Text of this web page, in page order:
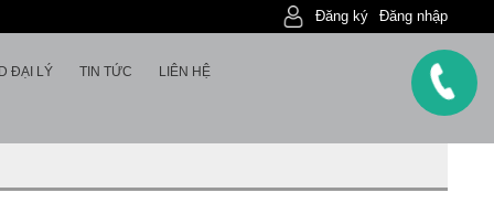
Đăng nhập
Đăng ký
ĐẠI LÝ TIN TỨC LIÊN HỆ